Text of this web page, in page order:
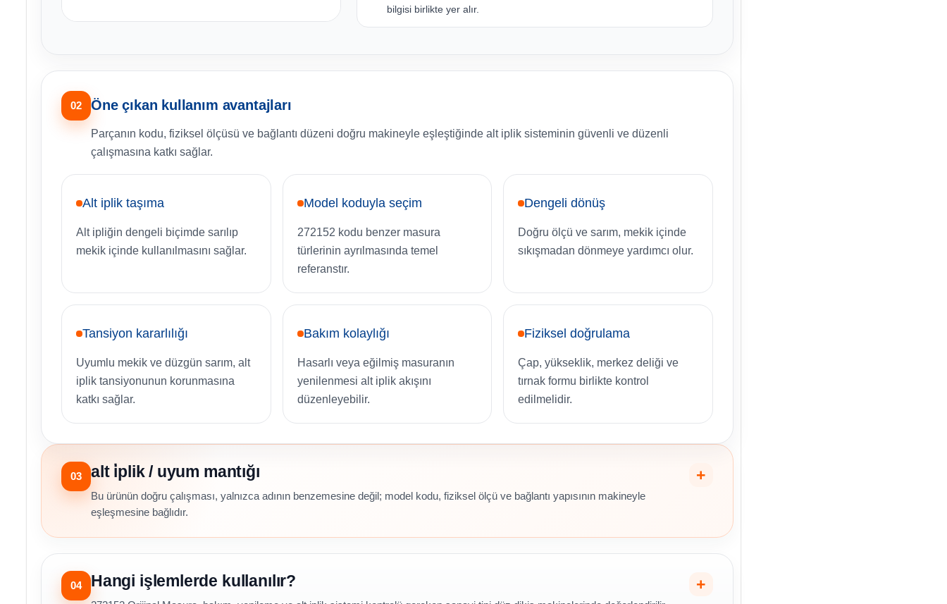
bilgisi birlikte yer alır.
02 Öne çıkan kullanım avantajları
Parçanın kodu, fiziksel ölçüsü ve bağlantı düzeni doğru makineyle eşleştiğinde alt iplik sisteminin güvenli ve düzenli
çalışmasına katkı sağlar.
Alt iplik taşıma
Alt ipliğin dengeli biçimde sarılıp
mekik içinde kullanılmasını sağlar.
Model koduyla seçim
272152 kodu benzer masura
türlerinin ayrılmasında temel
referanstır.
Dengeli dönüş
Doğru ölçü ve sarım, mekik içinde
sıkışmadan dönmeye yardımcı olur.
Tansiyon kararlılığı
Uyumlu mekik ve düzgün sarım, alt
iplik tansiyonunun korunmasına
katkı sağlar.
Bakım kolaylığı
Hasarlı veya eğilmiş masuranın
yenilenmesi alt iplik akışını
düzenleyebilir.
Fiziksel doğrulama
Çap, yükseklik, merkez deliği ve
tırnak formu birlikte kontrol
edilmelidir.
03 alt i̇plik / uyum mantığı
Bu ürünün doğru çalışması, yalnızca adının benzemesine değil; model kodu, fiziksel ölçü ve bağlantı yapısının makineyle
eşleşmesine bağlıdır.
04 Hangi işlemlerde kullanılır?